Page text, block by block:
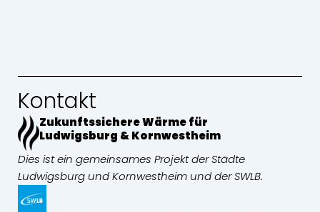
Kontakt
Zukunftssichere Wärme für
Ludwigsburg & Kornwestheim
Dies ist ein gemeinsames Projekt der Städte
Ludwigsburg und Kornwestheim und der SWLB.